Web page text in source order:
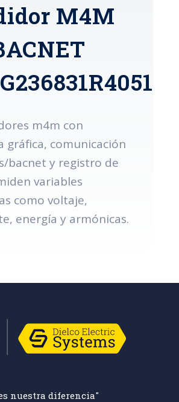
M4M
m4m con
gráfica, comunicación
bacnet y registro de
variables
como voltaje,
energía y armónicas.
nuestra diferencia"